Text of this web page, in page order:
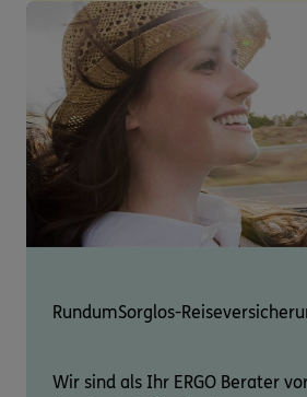
RundumSorglos-
Wir sind als Ihr ERGO Berater